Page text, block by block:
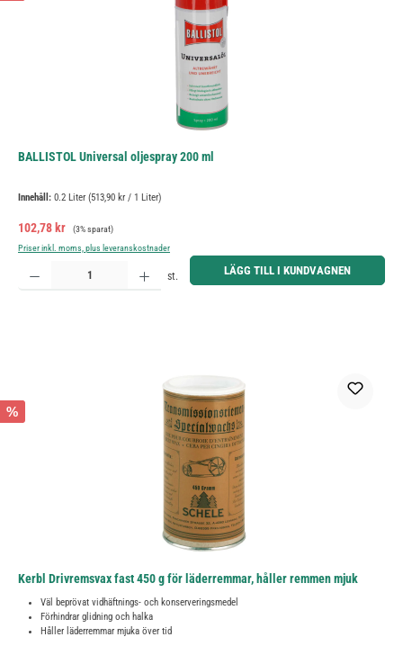
BALLISTOL Universal oljespray 200 ml
Innehåll: 0.2 Liter (513,90 kr / 1 Liter)
Försäljningspris:
102,78 kr Ordinarie pris:
(3% sparat)
Priser inkl. moms, plus leveranskostnader
Produktkvantitet: Ange önskat belopp eller använd knapparna för att öka eller minska kvantiteten.
st. LÄGG TILL I KUNDVAGNEN
%
Kerbl Drivremsvax fast 450 g för läderremmar, håller remmen mjuk
Väl beprövat vidhäftnings- och konserveringsmedel
Förhindrar glidning och halka
Håller läderremmar mjuka över tid